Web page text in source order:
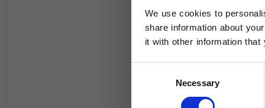
We use cookies to
share information about
it with other information that
Necessary
Jag samtycker till Tehuset Javas
* Rabatten gäller endast online på